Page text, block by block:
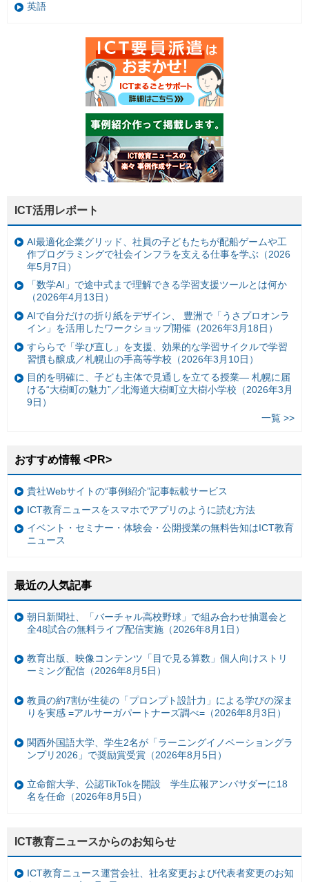
英語
ICT活用レポート
AI最適化企業グリッド、社員の子どもたちが配船ゲームや工
作プログラミングで社会インフラを支える仕事を学ぶ（2026
年5月7日）
「数学AI」で途中式まで理解できる学習支援ツールとは何か
（2026年4月13日）
AIで自分だけの折り紙をデザイン、 豊洲で「うさプロオンラ
イン」を活用したワークショップ開催（2026年3月18日）
すららで「学び直し」を支援、効果的な学習サイクルで学習
習慣も醸成／札幌山の手高等学校（2026年3月10日）
目的を明確に、子ども主体で見通しを立てる授業— 札幌に届
ける“大樹町の魅力”／北海道大樹町立大樹小学校（2026年3月
9日）
一覧 >>
おすすめ情報 <PR>
貴社Webサイトの“事例紹介”記事転載サービス
ICT教育ニュースをスマホでアプリのように読む方法
イベント・セミナー・体験会・公開授業の無料告知はICT教育
ニュース
最近の人気記事
朝日新聞社、「バーチャル高校野球」で組み合わせ抽選会と
全48試合の無料ライブ配信実施（2026年8月1日）
教育出版、映像コンテンツ「目で見る算数」個人向けストリ
ーミング配信（2026年8月5日）
教員の約7割が生徒の「プロンプト設計力」による学びの深ま
りを実感 =アルサーガパートナーズ調べ=（2026年8月3日）
関西外国語大学、学生2名が「ラーニングイノベーショングラ
ンプリ2026」で奨励賞受賞（2026年8月5日）
立命館大学、公認TikTokを開設 学生広報アンバサダーに18
名を任命（2026年8月5日）
ICT教育ニュースからのお知らせ
ICT教育ニュース運営会社、社名変更および代表者変更のお知